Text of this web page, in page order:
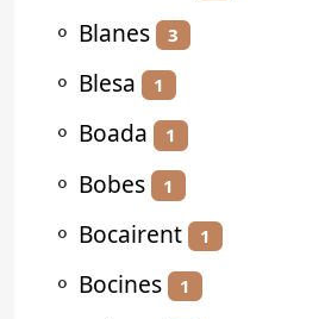
⚬ Blanes 3
⚬ Blesa 1
⚬ Boada 1
⚬ Bobes 1
⚬ Bocairent 1
⚬ Bocines 1